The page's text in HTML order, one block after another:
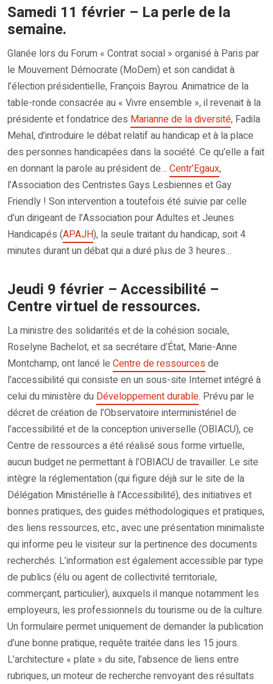
Samedi 11 février – La perle de la
semaine.
Glanée lors du Forum « Contrat social » organisé à Paris par
le Mouvement Démocrate (MoDem) et son candidat à
l’élection présidentielle, François Bayrou. Animatrice de la
table-ronde consacrée au « Vivre ensemble », il revenait à la
présidente et fondatrice des Marianne de la diversité, Fadila
Mehal, d’introduire le débat relatif au handicap et à la place
des personnes handicapées dans la société. Ce qu’elle a fait
en donnant la parole au président de… Centr’Egaux,
l’Association des Centristes Gays Lesbiennes et Gay
Friendly ! Son intervention a toutefois été suivie par celle
d’un dirigeant de l’Association pour Adultes et Jeunes
Handicapés (APAJH), la seule traitant du handicap, soit 4
minutes durant un débat qui a duré plus de 3 heures…
Jeudi 9 février – Accessibilité –
Centre virtuel de ressources.
La ministre des solidarités et de la cohésion sociale,
Roselyne Bachelot, et sa secrétaire d’État, Marie-Anne
Montchamp, ont lancé le Centre de ressourcesde
l’accessibilité qui consiste en un sous-site Internet intégré à
celui du ministère du Développement durable. Prévu par le
décret de création de l’Observatoire interministériel de
l’accessibilité et de la conception universelle (OBIACU), ce
Centre de ressources a été réalisé sous forme virtuelle,
aucun budget ne permettant à l’OBIACU de travailler. Le site
intègre la réglementation (qui figure déjà sur le site de la
Délégation Ministérielle à l’Accessibilité), des initiatives et
bonnes pratiques, des guides méthodologiques et pratiques,
des liens ressources, etc., avec une présentation minimaliste
qui informe peu le visiteur sur la pertinence des documents
recherchés. L’information est également accessible par type
de publics (élu ou agent de collectivité territoriale,
commerçant, particulier), auxquels il manque notamment les
employeurs, les professionnels du tourisme ou de la culture.
Un formulaire permet uniquement de demander la publication
d’une bonne pratique, requête traitée dans les 15 jours.
L’architecture « plate » du site, l’absence de liens entre
rubriques, un moteur de recherche renvoyant des résultats